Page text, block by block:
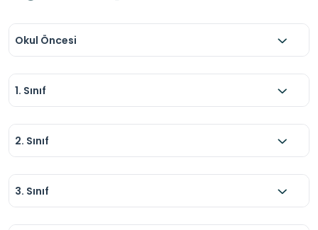
Okul Öncesi
1. Sınıf
2. Sınıf
3. Sınıf